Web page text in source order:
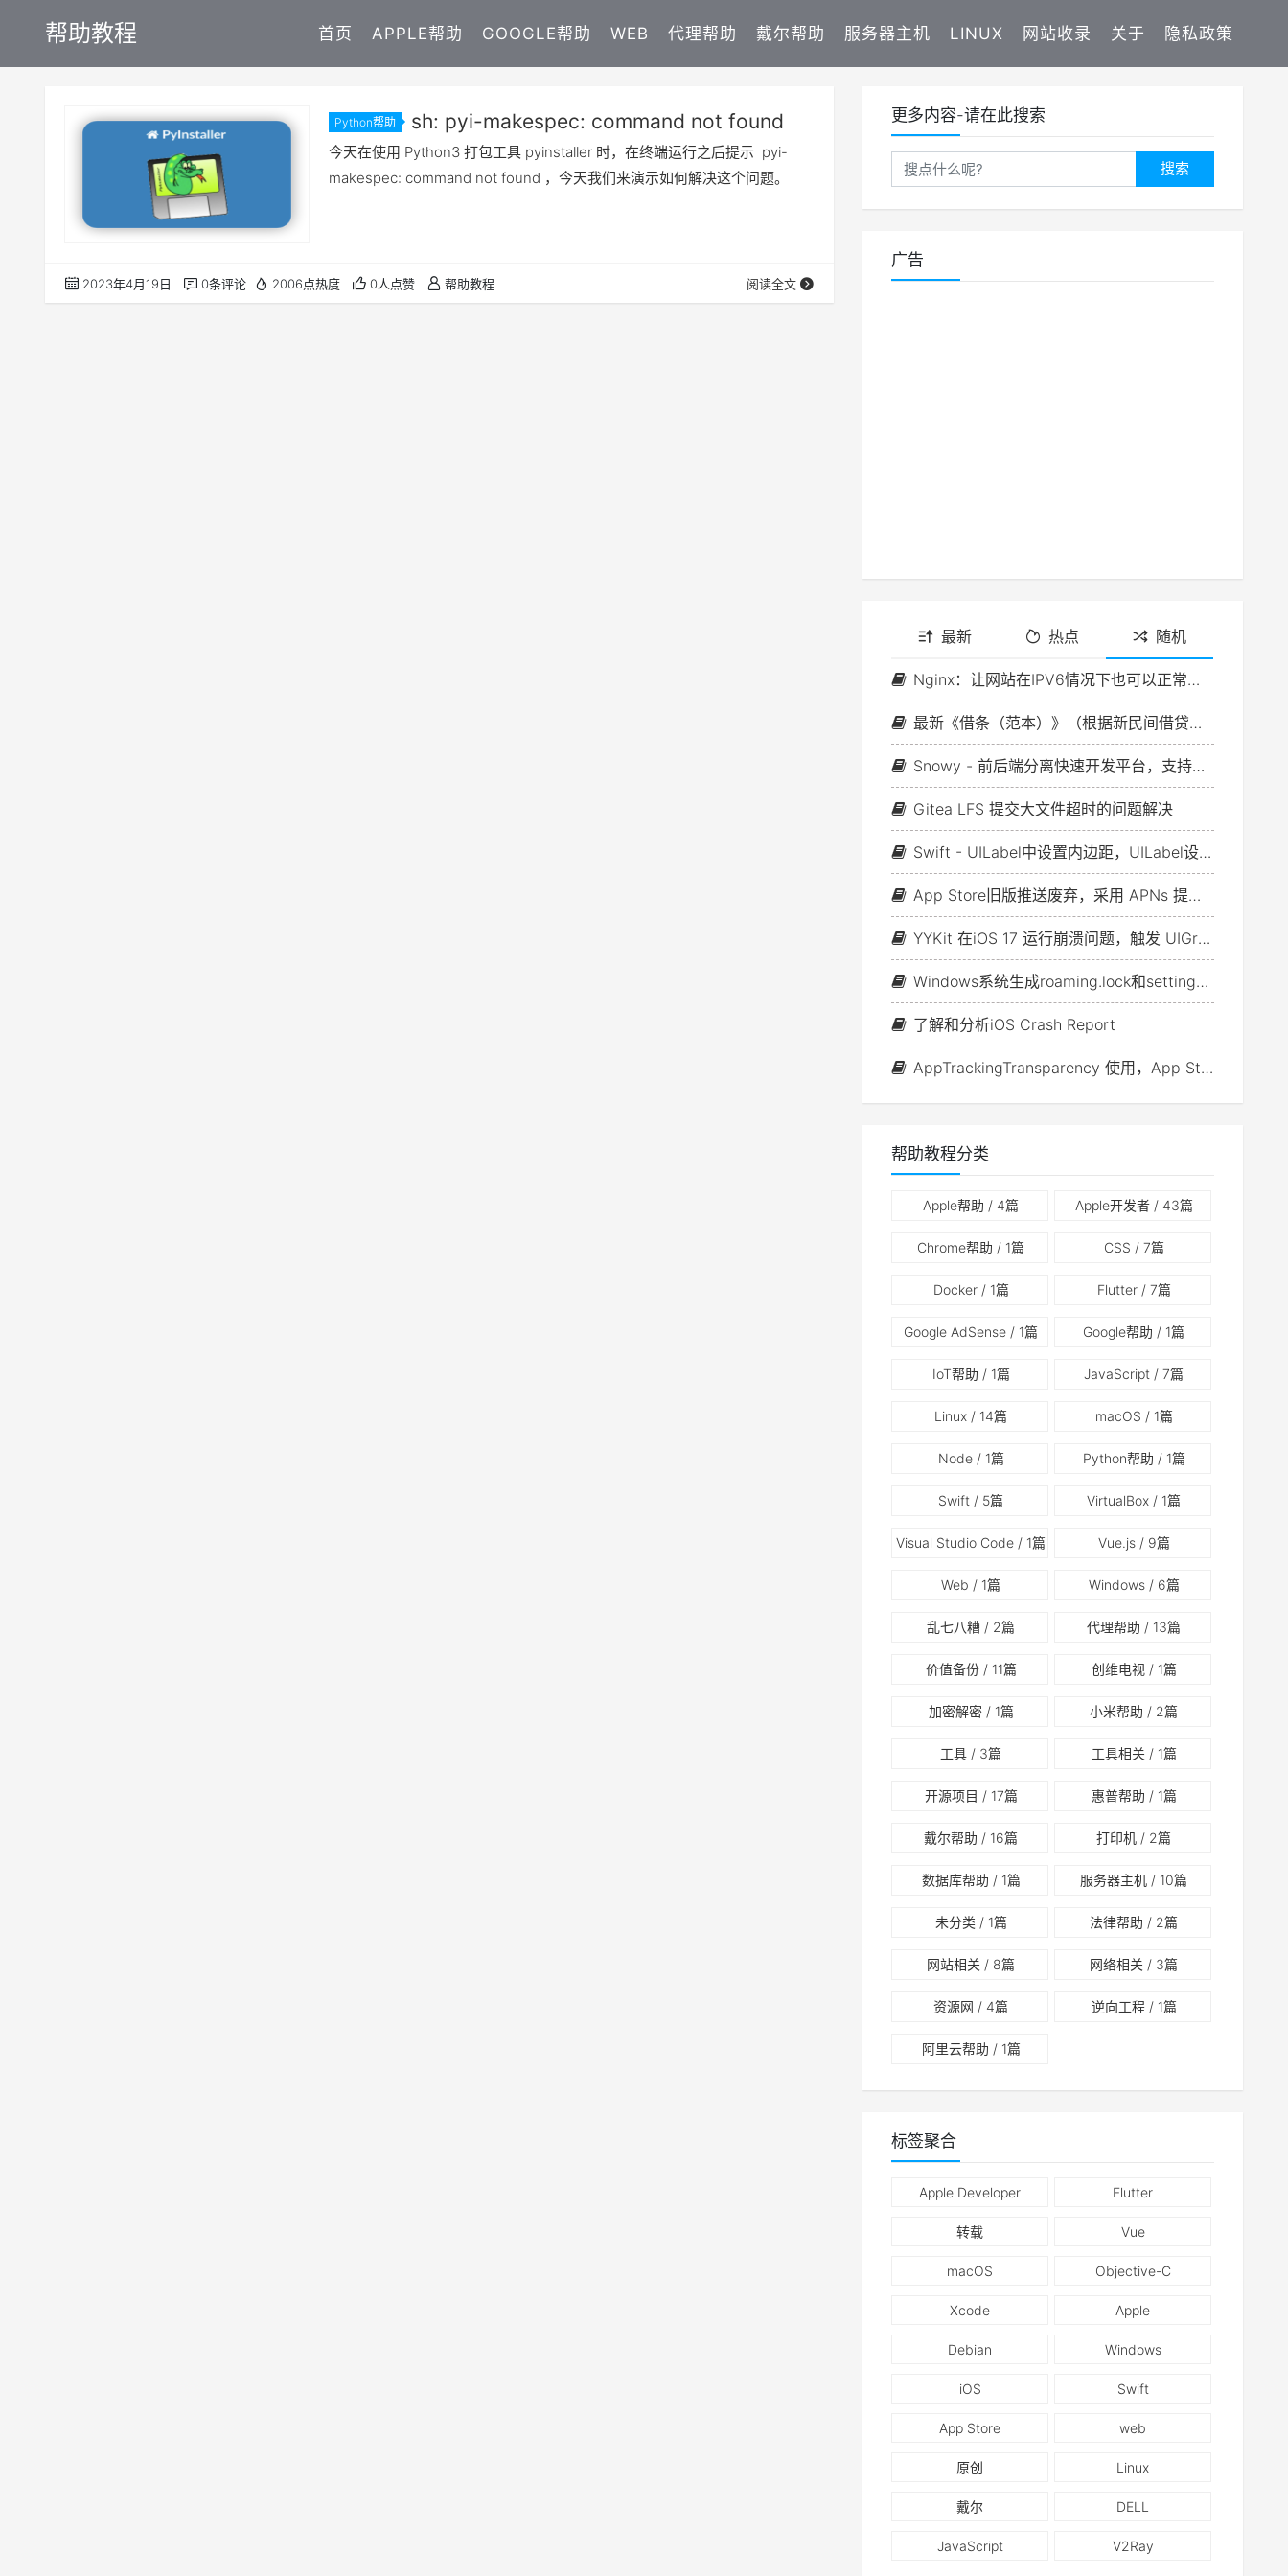
帮助教程 首页 APPLE帮助 GOOGLE帮助 WEB 代理帮助 戴尔帮助 服务器主机 LINUX 网站收录 关于 隐私政策
Python帮助 sh: pyi-makespec: command not found
今天在使用 Python3 打包工具 pyinstaller 时，在终端运行之后提示 pyi-
makespec: command not found ，今天我们来演示如何解决这个问题。
2023年4月19日 0条评论 2006点热度 0人点赞 帮助教程 阅读全文
更多内容-请在此搜索
搜索
广告
最新 热点 随机
Nginx：让网站在IPV6情况下也可以正常访问
最新《借条（范本）》（根据新民间借贷司法解释修订）
Snowy - 前后端分离快速开发平台，支持等保测评国密要求
Gitea LFS 提交大文件超时的问题解决
Swift - UILabel中设置内边距，UILabel设置UIEdgeInsets、Padding
App Store旧版推送废弃，采用 APNs 提供商 API 的最后限期已更新
YYKit 在iOS 17 运行崩溃问题，触发 UIGraphicsBeginImageContext 断言
Windows系统生成roaming.lock和settings.dat文件的问题 — Windows Spotlight
了解和分析iOS Crash Report
AppTrackingTransparency 使用，App Store 审核指南：5.1.1 (iv)
帮助教程分类
Apple帮助 / 4篇 Apple开发者/ 43篇
Chrome帮助 / 1篇 CSS / 7篇
Docker/ 1篇 Flutter/ 7篇
Google AdSense / 1篇 Google帮助 / 1篇
IoT帮助 / 1篇 JavaScript / 7篇
Linux / 14篇 macOS / 1篇
Node/ 1篇 Python帮助 / 1篇
Swift / 5篇 VirtualBox / 1篇
Visual Studio Code / 1篇 Vue.js/ 9篇
Web / 1篇 Windows/ 6篇
乱七八糟 / 2篇 代理帮助 / 13篇
价值备份/ 11篇 创维电视 / 1篇
加密解密/ 1篇 小米帮助 / 2篇
工具 / 3篇 工具相关 / 1篇
开源项目 / 17篇 惠普帮助 / 1篇
戴尔帮助 / 16篇 打印机 / 2篇
数据库帮助 / 1篇 服务器主机 / 10篇
未分类 / 1篇 法律帮助 / 2篇
网站相关 / 8篇 网络相关 / 3篇
资源网 / 4篇 逆向工程/ 1篇
阿里云帮助 / 1篇
标签聚合
Apple Developer Flutter
转载 Vue
macOS Objective-C
Xcode Apple
Debian Windows
iOS Swift
App Store web
原创 Linux
戴尔 DELL
JavaScript V2Ray